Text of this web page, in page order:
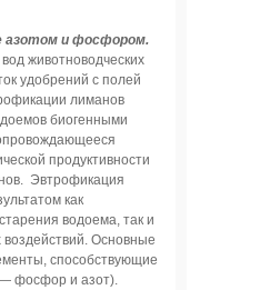
азотом и фосфором.
животноводческих
удобрений с полей
лиманов
биогенными
продуктивности
Эвтрофикация
как
водоема, так и
Основные
способствующие
фосфор и азот).